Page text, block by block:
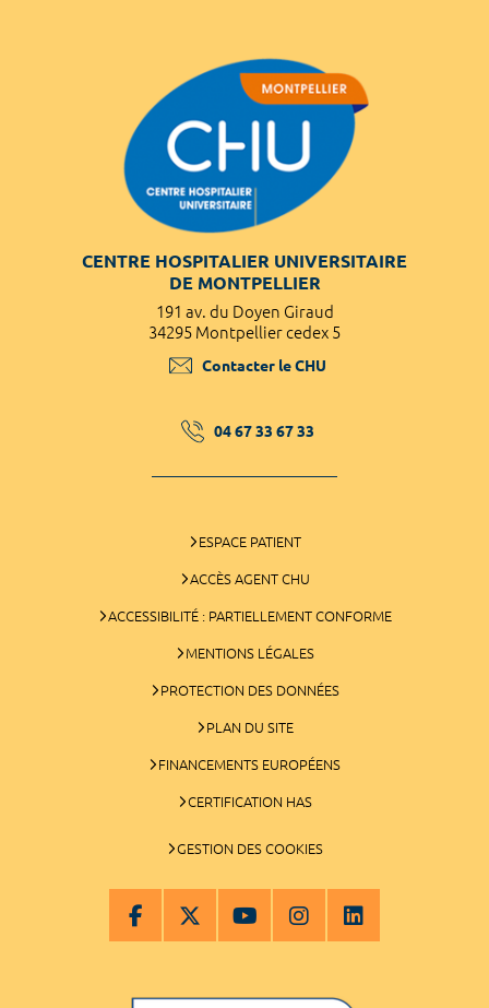
CENTRE HOSPITALIER UNIVERSITAIRE
DE MONTPELLIER
191 av. du Doyen Giraud
34295 Montpellier cedex 5
Contacter le CHU
04 67 33 67 33
ESPACE PATIENT
ACCÈS AGENT CHU
ACCESSIBILITÉ : PARTIELLEMENT CONFORME
MENTIONS LÉGALES
PROTECTION DES DONNÉES
PLAN DU SITE
FINANCEMENTS EUROPÉENS
CERTIFICATION HAS
GESTION DES COOKIES